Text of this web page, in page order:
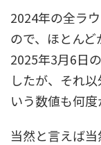
2024年の全ラ
ので、ほとんど
2025年3月6日
したが、それ
いう数値も何度
当然と言えば